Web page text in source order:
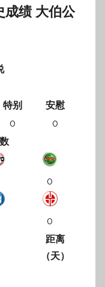
绩 大伯公
特别
安慰
0
0
0
0
距离
（天）